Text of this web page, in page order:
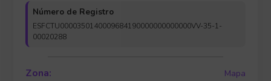
Número de Registro
ESFCTU0000350140009684190000000000000VV-35-1-
00020288
Zona: Mapa